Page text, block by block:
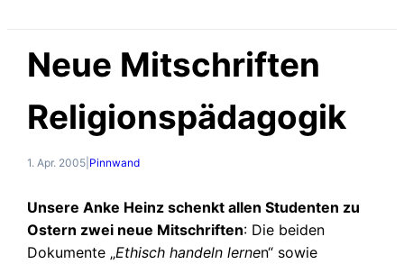
Neue Mitschriften
Religionspädagogik
1. Apr. 2005 Pinnwand
Unsere Anke Heinz schenkt allen Studenten zu
Ostern zwei neue Mitschriften: Die beiden
Dokumente „Ethisch handeln lernen“ sowie